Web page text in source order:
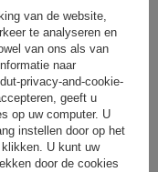
van de website,
te analyseren en
van ons als van
naar
privacy-and-cookie-
geeft u
op uw computer. U
instellen door op het
U kunt uw
door de cookies